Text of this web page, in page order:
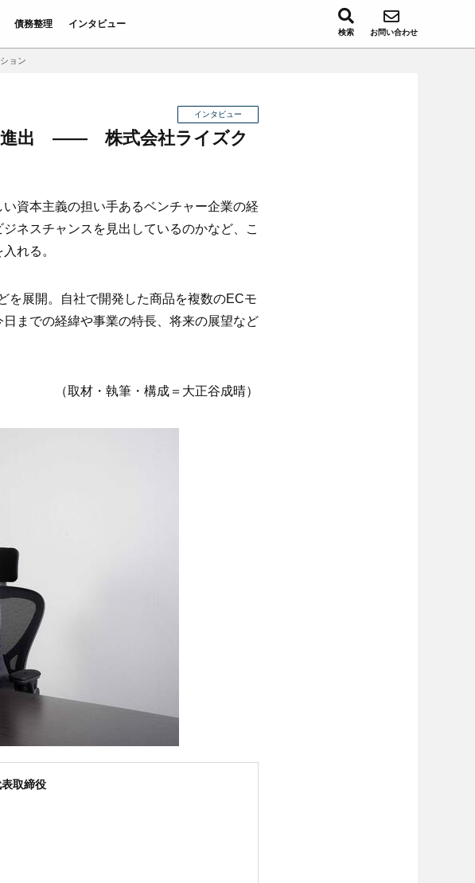
債務整理 インタビュー
検索 お問い合わせ
ョン
インタビュー
進出 ―― 株式会社ライズク
資本主義の担い手あるベンチャー企業の経
ネスチャンスを見出しているのかなど、こ
れる。
を展開。自社で開発した商品を複数のECモ
までの経緯や事業の特長、将来の展望など
（取材・執筆・構成＝大正谷成晴）
取締役